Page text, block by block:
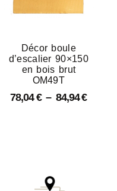
Décor boule
d’escalier 90×150
en bois brut
OM49T
78,04€ – 84,94€